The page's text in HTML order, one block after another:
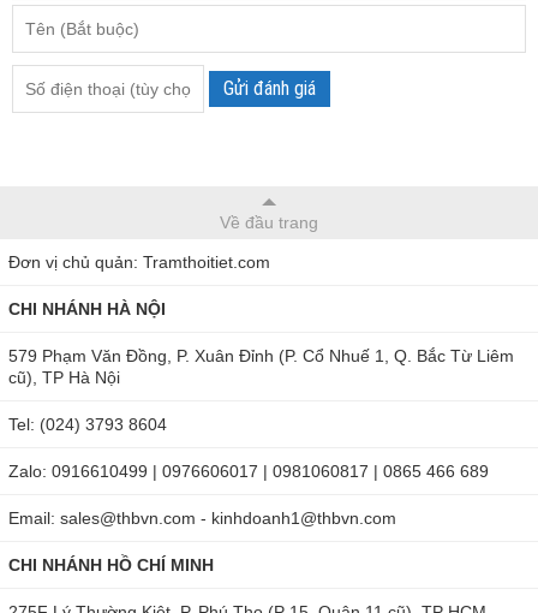
Gửi đánh giá
Về đầu trang
Đơn vị chủ quản: Tramthoitiet.com
CHI NHÁNH HÀ NỘI
579 Phạm Văn Đồng, P. Xuân Đỉnh (P. Cổ Nhuế 1, Q. Bắc Từ Liêm
cũ), TP Hà Nội
Tel: (024) 3793 8604
Zalo: 0916610499 | 0976606017 | 0981060817 | 0865 466 689
Email: sales@thbvn.com - kinhdoanh1@thbvn.com
CHI NHÁNH HỒ CHÍ MINH